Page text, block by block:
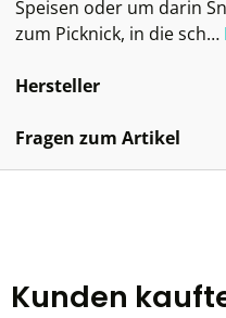
Speisen oder um darin
zum Picknick, in die sch…
Hersteller
Fragen zum Artikel
Kunden